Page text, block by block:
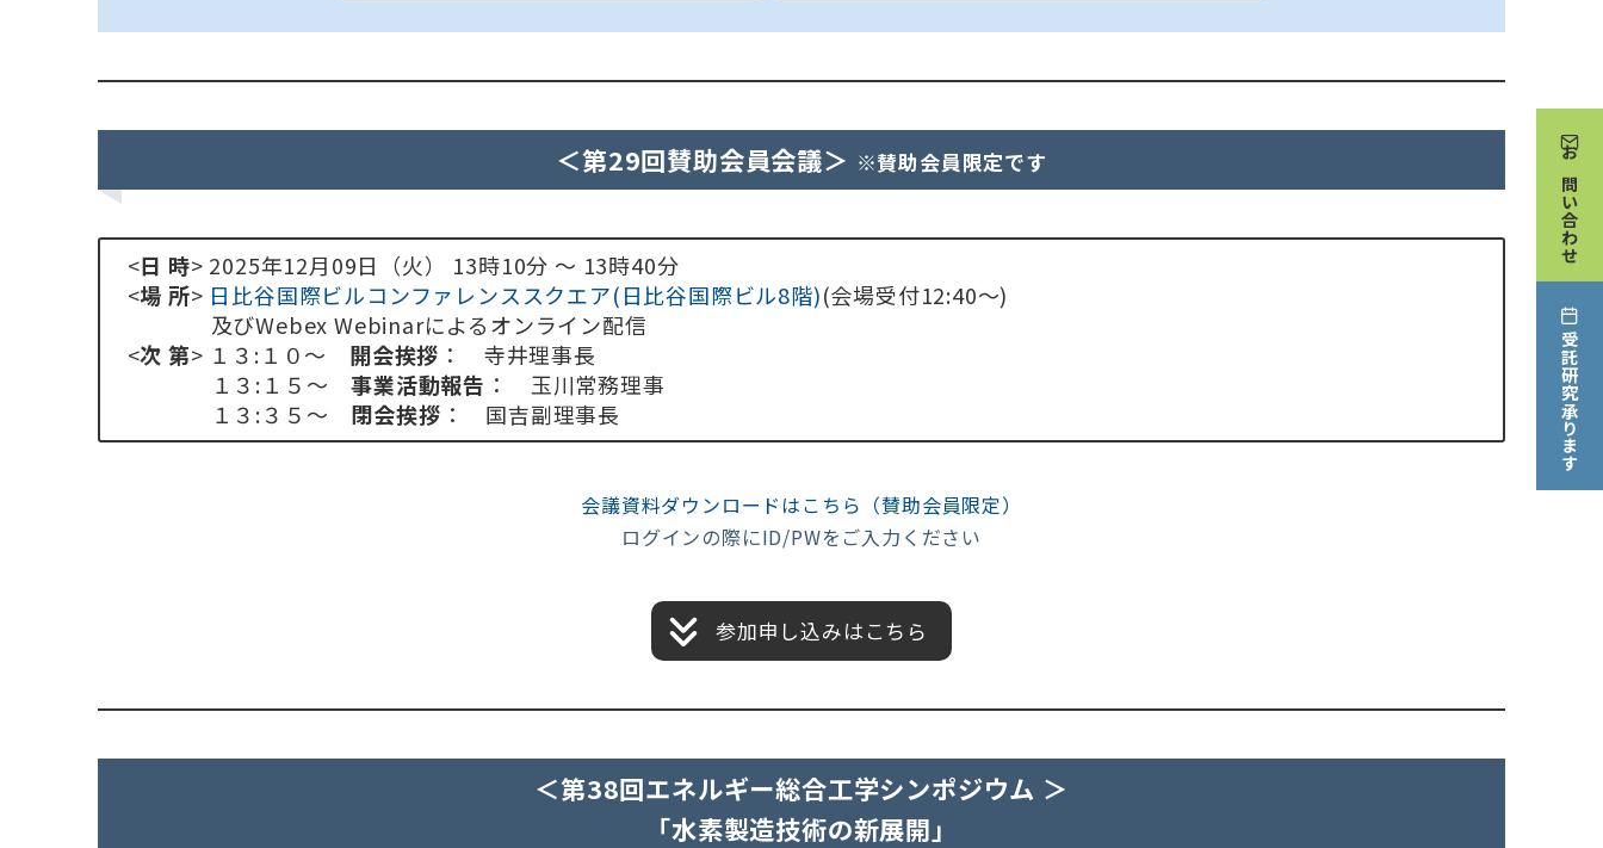
＜第29回賛助会員会議＞ ※賛助会員限定です
<日 時> 2025年12月09日（火） 13時10分 ～ 13時40分
<場 所> 日比谷国際ビルコンファレンススクエア(日比谷国際ビル8階)(会場受付12:40～)
及びWebex Webinarによるオンライン配信
<次 第> １３:１０～ 開会挨拶 ： 寺井理事長
１３:１５～事業活動報告 ： 玉川常務理事
１３:３５～ 閉会挨拶 ： 国吉副理事長
会議資料ダウンロードはこちら（賛助会員限定）
ログインの際にID/PWをご入力ください
参加申し込みはこちら
＜第38回エネルギー総合工学シンポジウム ＞
「水素製造技術の新展開」
お問い合わせ
受託研究承ります